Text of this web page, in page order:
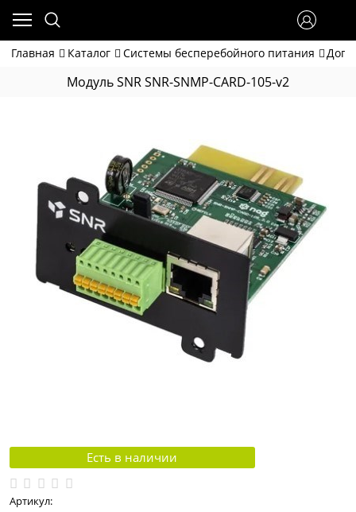
Главная Каталог Системы бесперебойного питания
Модуль SNR SNR-SNMP-CARD-105-v2
Есть в наличии
Артикул: